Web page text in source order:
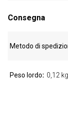
Consegna
Metodo di
Peso lordo 0,12 kg